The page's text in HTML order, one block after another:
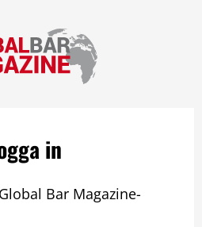
in
Bar Magazine-